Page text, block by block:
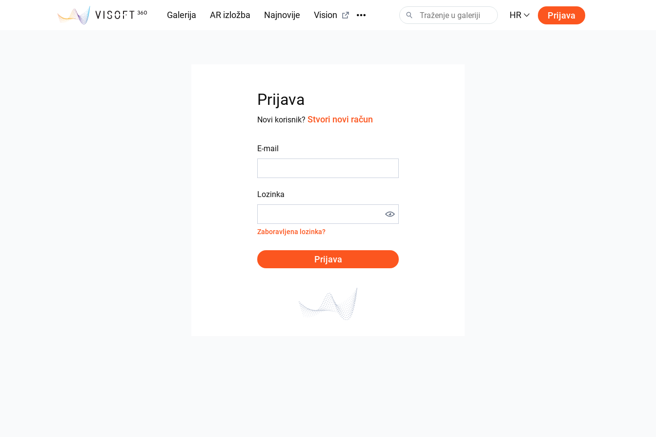
Galerija AR izložba Najnovije Vision HR Prijava
Prijava
Novi korisnik? Stvori novi račun
E-mail
Lozinka
Zaboravljena lozinka?
Prijava